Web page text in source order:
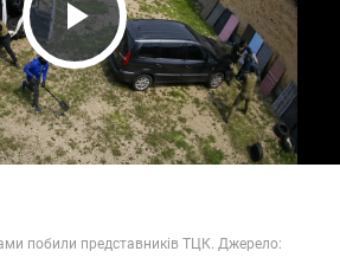
Play Video